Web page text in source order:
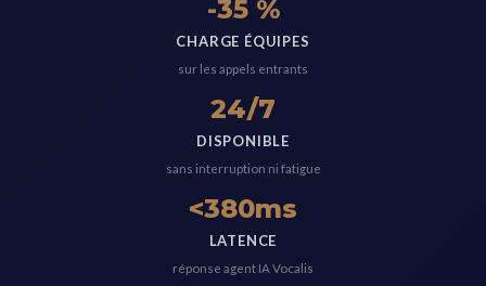
-35 %
CHARGE ÉQUIPES
sur les appels entrants
24/7
DISPONIBLE
sans interruption ni fatigue
<380ms
LATENCE
réponse agent IA Vocalis